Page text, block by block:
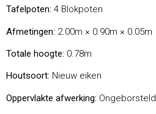
Tafelpoten: 4 Blokpoten
Afmetingen: 2.00m × 0.90m × 0.05m
Totale hoogte: 0.78m
Houtsoort: Nieuw eiken
Oppervlakte afwerking: Ongeborsteld